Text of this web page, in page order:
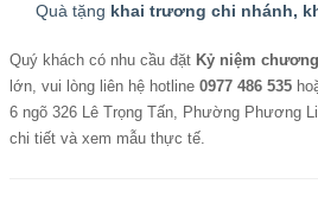
Quà tặng khai trương chi nhánh,
Quý khách có nhu cầu đặt Kỷ niệm
lớn, vui lòng liên hệ hotline 0977 486 535
6 ngõ 326 Lê Trọng Tấn, Phường Phương
chi tiết và xem mẫu thực tế.